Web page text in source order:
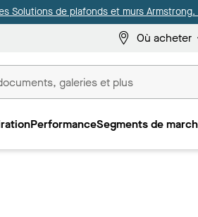
Solutions de plafonds et murs Armstrong.
Où acheter
PerformanceSegments de